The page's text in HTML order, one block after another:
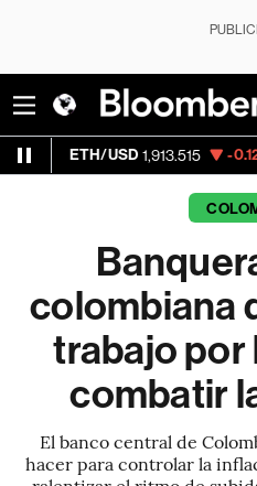
1,913.515 -0.12% Visa
colombiana
trabajo por
combatir
El banco central de
hacer para controlar la